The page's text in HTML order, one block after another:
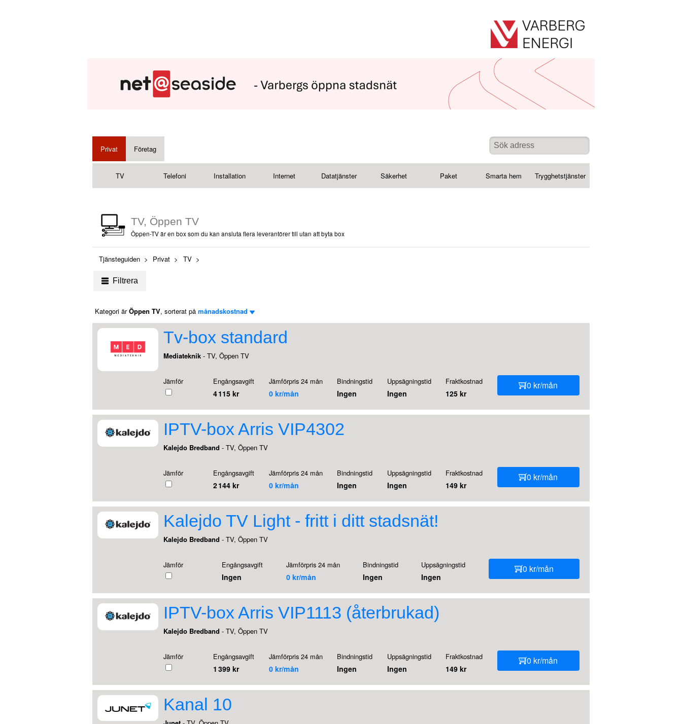
Privat Företag
TV Telefoni Installation Internet Datatjänster Säkerhet Paket Smarta hem Trygghetstjänster
TV, Öppen TV
Öppen-TV är en box som du kan ansluta flera leverantörer till utan att byta box
Tjänsteguiden Privat TV
Filtrera
Kategori ärÖppen TV, sorterat på månadskostnad
Tv-box standard
Mediateknik - TV, Öppen TV
Jämför Engångsavgift
4 115 kr
Jämförpris 24 mån
0 kr/mån
Bindningstid
Ingen
Uppsägningstid
Ingen
Fraktkostnad
125 kr
0 kr/mån
IPTV-box Arris VIP4302
Kalejdo Bredband - TV, Öppen TV
Jämför Engångsavgift
2 144 kr
Jämförpris 24 mån
0 kr/mån
Bindningstid
Ingen
Uppsägningstid
Ingen
Fraktkostnad
149 kr
0 kr/mån
Kalejdo TV Light - fritt i ditt stadsnät!
Kalejdo Bredband - TV, Öppen TV
Jämför Engångsavgift
Ingen
Jämförpris 24 mån
0 kr/mån
Bindningstid
Ingen
Uppsägningstid
Ingen
0 kr/mån
IPTV-box Arris VIP1113 (återbrukad)
Kalejdo Bredband - TV, Öppen TV
Jämför Engångsavgift
1 399 kr
Jämförpris 24 mån
0 kr/mån
Bindningstid
Ingen
Uppsägningstid
Ingen
Fraktkostnad
149 kr
0 kr/mån
Kanal 10